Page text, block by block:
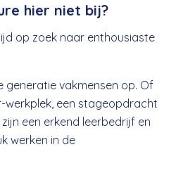
hier niet bij?
op zoek naar enthousiaste
generatie vakmensen op. Of
werkplek, een stageopdracht
een erkend leerbedrijf en
werken in de